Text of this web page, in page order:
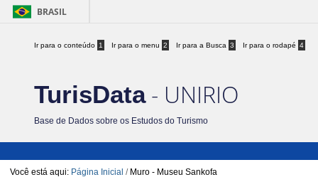
BRASIL
Ir para o conteúdo 1 Ir para o menu 2 Ir para a Busca 3 Ir para o rodapé 4
TurisData- UNIRIO
Base de Dados sobre os Estudos do Turismo
Você está aqui: Página Inicial / Muro - Museu Sankofa